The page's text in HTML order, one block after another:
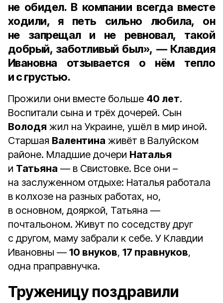
не обидел. В компании всегда вместе
ходили, я петь сильно любила, он
не запрещал и не ревновал, такой
добрый, заботливый был», — Клавдия
Ивановна отзывается о нём тепло
и с грустью.
Прожили они вместе больше 40 лет.
Воспитали сына и трёх дочерей. Сын
Володя жил на Украине, ушёл в мир иной.
Старшая Валентина живёт в Валуйском
районе. Младшие дочери Наталья
и Татьяна — в Свистовке. Все они –
на заслуженном отдыхе: Наталья работала
в колхозе на разных работах, но,
в основном, дояркой, Татьяна —
почтальоном. Живут по соседству друг
с другом, маму забрали к себе. У Клавдии
Ивановны — 10 внуков, 17 правнуков,
одна праправнучка.
Труженицу поздравили